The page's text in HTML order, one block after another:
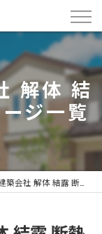
解体 結
ジ一覧
会社 解体 結露 断熱材無し